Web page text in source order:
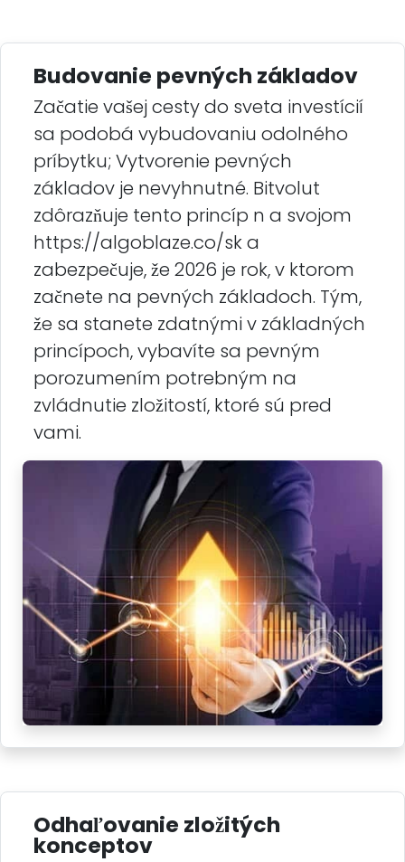
Budovanie pevných základov
Začatie vašej cesty do sveta investícií
sa podobá vybudovaniu odolného
príbytku; Vytvorenie pevných
základov je nevyhnutné. Bitvolut
zdôrazňuje tento princíp n a svojom
https://algoblaze.co/sk a
zabezpečuje, že 2026 je rok, v ktorom
začnete na pevných základoch. Tým,
že sa stanete zdatnými v základných
princípoch, vybavíte sa pevným
porozumením potrebným na
zvládnutie zložitostí, ktoré sú pred
vami.
Odhaľovanie zložitých
konceptov